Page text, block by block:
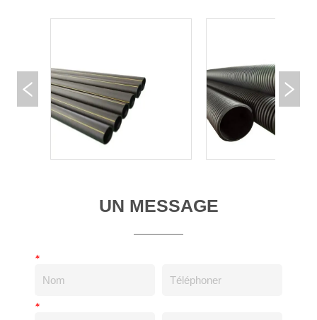
UN MESSAGE
*
*